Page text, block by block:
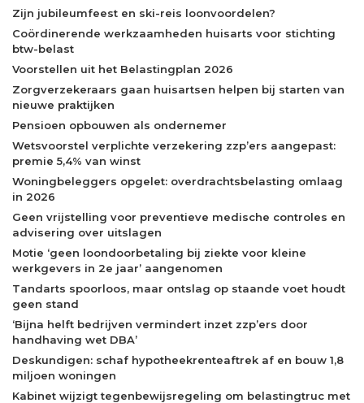
Zijn jubileumfeest en ski-reis loonvoordelen?
Coördinerende werkzaamheden huisarts voor stichting
btw-belast
Voorstellen uit het Belastingplan 2026
Zorgverzekeraars gaan huisartsen helpen bij starten van
nieuwe praktijken
Pensioen opbouwen als ondernemer
Wetsvoorstel verplichte verzekering zzp’ers aangepast:
premie 5,4% van winst
Woningbeleggers opgelet: overdrachtsbelasting omlaag
in 2026
Geen vrijstelling voor preventieve medische controles en
advisering over uitslagen
Motie ‘geen loondoorbetaling bij ziekte voor kleine
werkgevers in 2e jaar’ aangenomen
Tandarts spoorloos, maar ontslag op staande voet houdt
geen stand
‘Bijna helft bedrijven vermindert inzet zzp’ers door
handhaving wet DBA’
Deskundigen: schaf hypotheekrenteaftrek af en bouw 1,8
miljoen woningen
Kabinet wijzigt tegenbewijsregeling om belastingtruc met